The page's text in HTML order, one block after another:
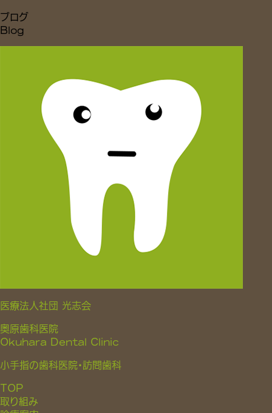
ブログ
Blog
医療法人社団 光志会
奥原歯科医院
Okuhara Dental Clinic
小手指の歯科医院・訪問歯科
TOP
取り組み